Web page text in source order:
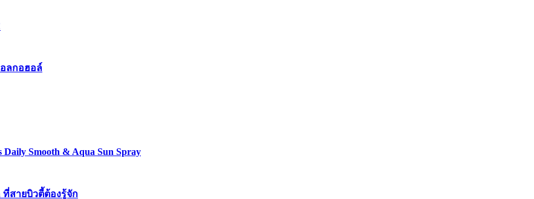
อลกอฮอล์
Smooth & Aqua Sun Spray
ที่สายบิวตี้ต้องรู้จัก